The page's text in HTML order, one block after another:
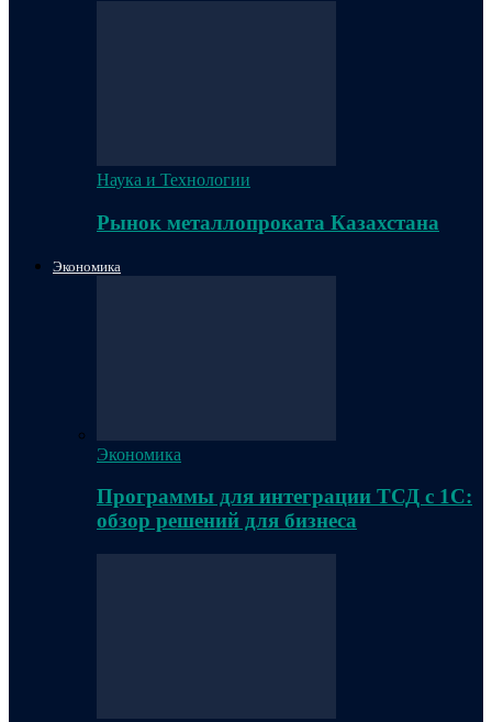
Наука и Технологии
Рынок металлопроката Казахстана
Экономика
Экономика
Программы для интеграции ТСД с 1С:
обзор решений для бизнеса